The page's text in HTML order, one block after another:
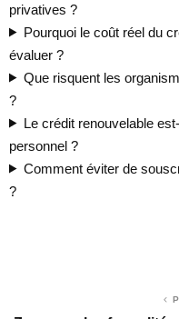
privatives ?
Pourquoi le coût réel du
évaluer ?
Que risquent les
?
Le crédit renouvelable
personnel ?
Comment éviter de
?